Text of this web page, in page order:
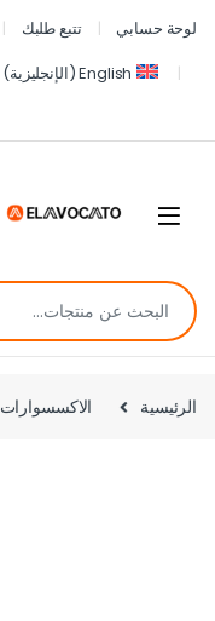
لوحة حسابي تتبع طلبك
English
(الإنجليزية)
الرئيسية الاكسسوارات